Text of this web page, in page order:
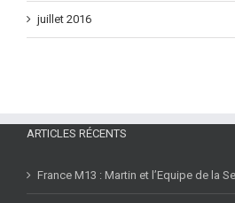
juillet 2016
ARTICLES RÉCENTS
France M13 : Martin et l’Equipe de la